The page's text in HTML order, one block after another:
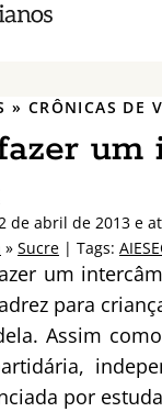
» CRÔNICAS DE
um
de abril de 2013 e
» Sucre | Tags:
um
para
Assim
por